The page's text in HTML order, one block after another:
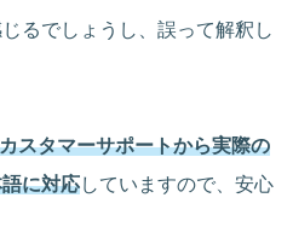
るでしょうし、誤って解釈し
カスタマーサポートから実際の
に対応していますので、安心